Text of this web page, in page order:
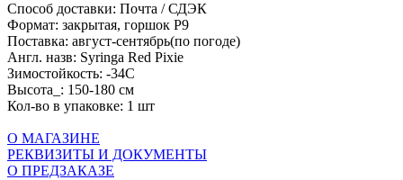
Способ доставки: Почта / СДЭК
Формат: закрытая, горшок P9
Поставка: август-сентябрь(по погоде)
Англ. назв: Syringa Red Pixie
Зимостойкость: -34C
Высота_: 150-180 см
Кол-во в упаковке: 1 шт
О МАГАЗИНЕ
РЕКВИЗИТЫ И ДОКУМЕНТЫ
О ПРЕДЗАКАЗЕ